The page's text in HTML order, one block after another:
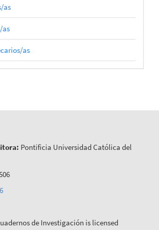
as
as
as
Pontificia Universidad Católica del
de Investigación is licensed